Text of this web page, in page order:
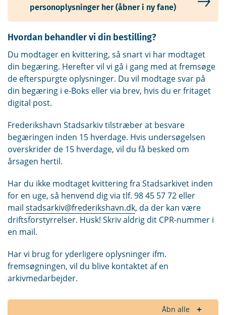
personoplysninger her (åbner i ny fane)
Hvordan behandler vi din bestilling?
Du modtager en kvittering, så snart vi har modtaget
din begæring. Herefter vil vi gå i gang med at fremsøge
de efterspurgte oplysninger. Du vil modtage svar på
din begæring i e-Boks eller via brev, hvis du er fritaget
digital post.
Frederikshavn Stadsarkiv tilstræber at besvare
begæringen inden 15 hverdage. Hvis undersøgelsen
overskrider de 15 hverdage, vil du få besked om
årsagen hertil.
Har du ikke modtaget kvittering fra Stadsarkivet inden
for en uge, så henvend dig via tlf. 98 45 57 72 eller
mail stadsarkiv@frederikshavn.dk, da der kan være
driftsforstyrrelser. Husk! Skriv aldrig dit CPR-nummer i
en mail.
Har vi brug for yderligere oplysninger ifm.
fremsøgningen, vil du blive kontaktet af en
arkivmedarbejder.
Åbn alle